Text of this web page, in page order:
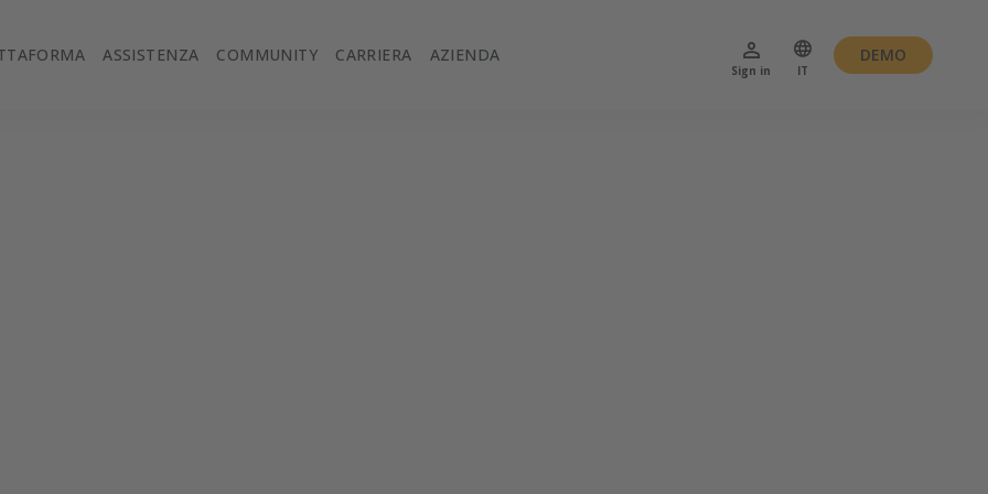
ASSISTENZA COMMUNITY CARRIERA AZIENDA
Sign in IT
DEMO